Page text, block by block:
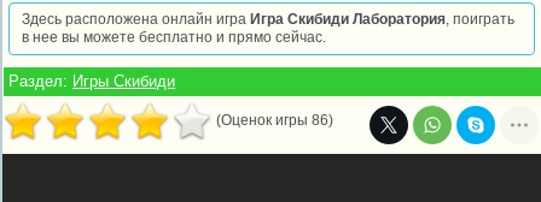
Здесь расположена онлайн игра Игра Скибиди Лаборатория, поиграть
в нее вы можете бесплатно и прямо сейчас.
Раздел: Игры Скибиди
(Оценок игры 86)